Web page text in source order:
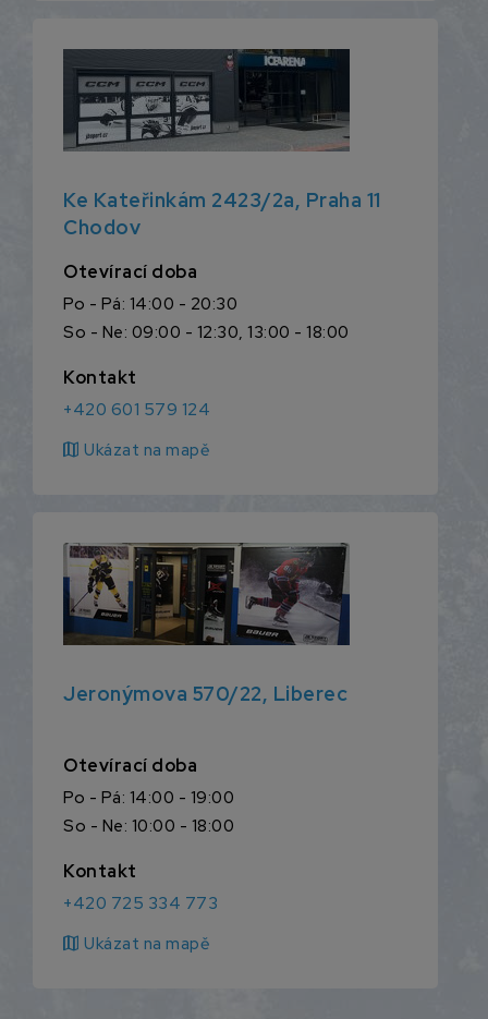
Ke Kateřinkám 2423/2a, Praha 11
Chodov
Otevírací doba
Po - Pá: 14:00 - 20:30
So - Ne: 09:00 - 12:30, 13:00 - 18:00
Kontakt
+420 601 579 124
map Ukázat na mapě
Jeronýmova 570/22, Liberec
Otevírací doba
Po - Pá: 14:00 - 19:00
So - Ne: 10:00 - 18:00
Kontakt
+420 725 334 773
map Ukázat na mapě